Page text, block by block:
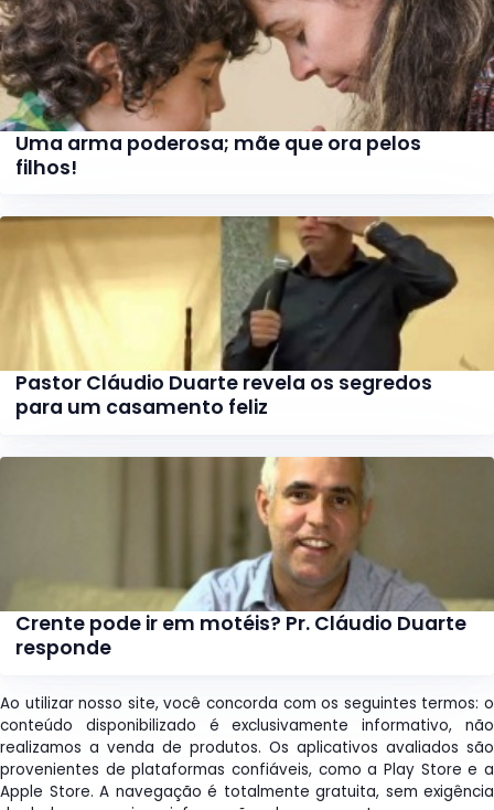
Uma arma poderosa; mãe que ora pelos
filhos!
Pastor Cláudio Duarte revela os segredos
para um casamento feliz
Crente pode ir em motéis? Pr. Cláudio Duarte
responde
Ao utilizar nosso site, você concorda com os seguintes termos: o
conteúdo disponibilizado é exclusivamente informativo, não
realizamos a venda de produtos. Os aplicativos avaliados são
provenientes de plataformas confiáveis, como a Play Store e a
Apple Store. A navegação é totalmente gratuita, sem exigência